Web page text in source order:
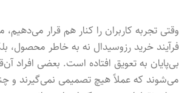
وقتی تجربه کاربران را کنار هم قرار
فرآیند خرید رزوسیدال نه به خاطر محصول،
بی‌پایان به تعویق افتاده است. بعضی افراد
می‌شوند که عملاً هیچ تصمیمی نمی‌گیرند و